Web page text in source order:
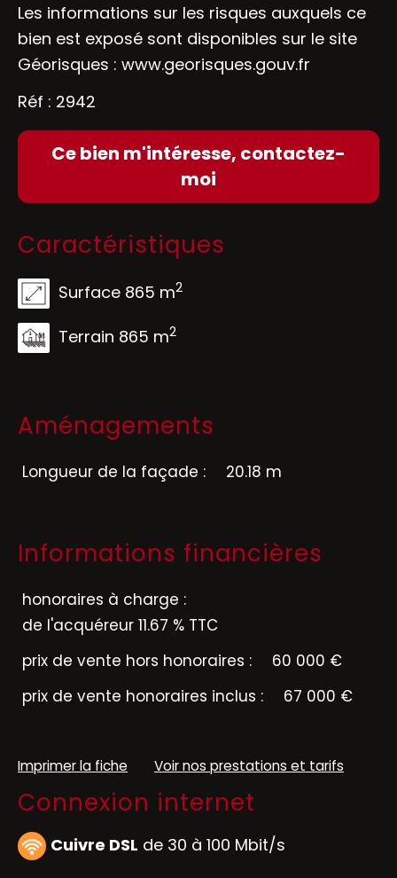
Les informations sur les risques auxquels ce
bien est exposé sont disponibles sur le site
Géorisques : www.georisques.gouv.fr
Réf : 2942
Ce bien m'intéresse, contactez-
moi
Caractéristiques
Surface 865 m2
Terrain 865 m2
Aménagements
Longueur de la façade : 20.18 m
Informations financières
honoraires à charge :
de l'acquéreur 11.67 % TTC
prix de vente hors honoraires :
60 000 €
prix de vente honoraires inclus :
67 000 €
Imprimer la fiche Voir nos prestations et tarifs
Connexion internet
Cuivre DSL de 30 à 100 Mbit/s